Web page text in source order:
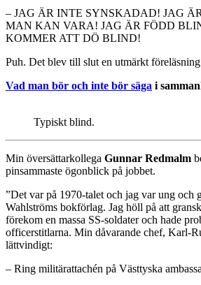
– JAG ÄR INTE SYNSKADAD! JAG
MAN KAN VARA! JAG ÄR FÖDD
KOMMER ATT DÖ BLIND!
Puh. Det blev till slut en utmärkt
Vad man bör och inte bör säga i
Typiskt blind.
Min översättarkollega Gunnar Redmalm
pinsammaste ögonblick på jobbet.
”Det var på 1970-talet och jag var ung och
Wahlströms bokförlag. Jag höll på att
förekom en massa SS-soldater och hade
officerstitlarna. Min dåvarande chef, Karl-
lättvindigt:
– Ring militärattachén på Västtyska